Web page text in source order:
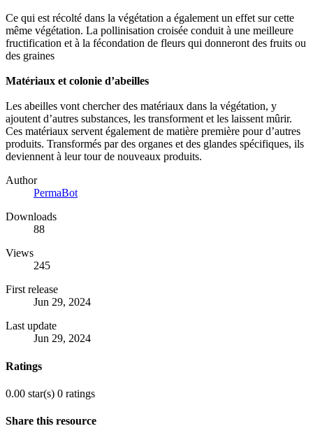
Ce qui est récolté dans la végétation a également un effet sur cette
même végétation. La pollinisation croisée conduit à une meilleure
fructification et à la fécondation de fleurs qui donneront des fruits ou
des graines
Matériaux et colonie d’abeilles
Les abeilles vont chercher des matériaux dans la végétation, y
ajoutent d’autres substances, les transforment et les laissent mûrir.
Ces matériaux servent également de matière première pour d’autres
produits. Transformés par des organes et des glandes spécifiques, ils
deviennent à leur tour de nouveaux produits.
Author
PermaBot
Downloads
88
Views
245
First release
Jun 29, 2024
Last update
Jun 29, 2024
Ratings
0.00 star(s) 0 ratings
Share this resource